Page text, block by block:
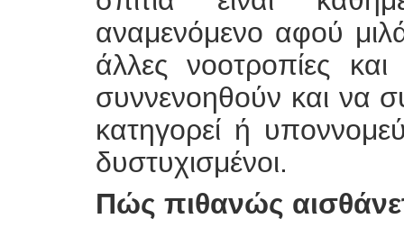
αναμενόμενο αφού
άλλες νοοτροπίες
συννενοηθούν και να
κατηγορεί ή
δυστυχισμένοι.
Πώς πιθανώς